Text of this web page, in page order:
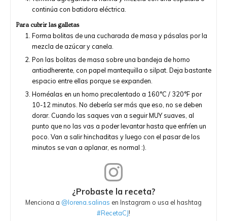
continúa con batidora eléctrica.
Para cubrir las galletas
Forma bolitas de una cucharada de masa y pásalas por la
mezcla de azúcar y canela.
Pon las bolitas de masa sobre una bandeja de horno
antiadherente, con papel mantequilla o silpat. Deja bastante
espacio entre ellas porque se expanden.
Hornéalas en un horno precalentado a 160°C / 320°F por
10-12 minutos. No debería ser más que eso, no se deben
dorar. Cuando las saques van a seguir MUY suaves, al
punto que no las vas a poder levantar hasta que enfríen un
poco. Van a salir hinchaditas y luego con el pasar de los
minutos se van a aplanar, es normal :).
¿Probaste la receta?
Menciona a @lorena.salinas en Instagram o usa el hashtag
#RecetaCJ!